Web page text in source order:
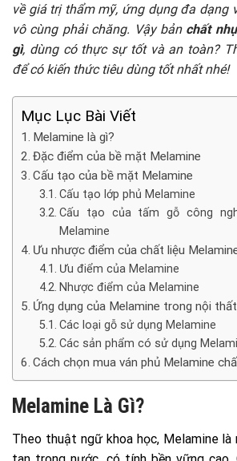
về giá trị thẩm mỹ, ứng dụng đa dạng
vô cùng phải chăng. Vậy bản chất
gì, dùng có thực sự tốt và an toàn?
để có kiến thức tiêu dùng tốt nhất nhé!
Mục Lục Bài Viết
Melamine là gì?
Đặc điểm của bề mặt Melamine
Cấu tạo của bề mặt Melamine
Cấu tạo lớp phủ Melamine
Cấu tạo của tấm gỗ công
Melamine
Ưu nhược điểm của chất liệu
Ưu điểm của Melamine
Nhược điểm của Melamine
Ứng dụng của Melamine trong nội
Các loại gỗ sử dụng Melamine
Các sản phẩm có sử dụng
Cách chọn mua ván phủ Melamine
Melamine Là Gì?
Theo thuật ngữ khoa học, Melamine